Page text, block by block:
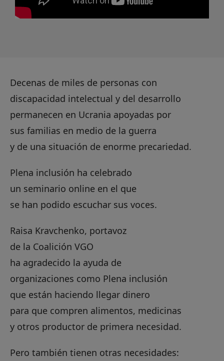
Decenas de miles de personas con
discapacidad intelectual y del desarrollo
permanecen en Ucrania apoyadas por
sus familias en medio de la guerra
y de una situación de enorme precariedad.
Plena inclusión ha celebrado
un seminario online en el que
se han podido escuchar sus voces.
Raisa Kravchenko, portavoz
de la Coalición VGO
ha agradecido la ayuda de
organizaciones como Plena inclusión
que están haciendo llegar dinero
para que compren alimentos, medicinas
y otros productor de primera necesidad.
Pero también tienen otras necesidades: